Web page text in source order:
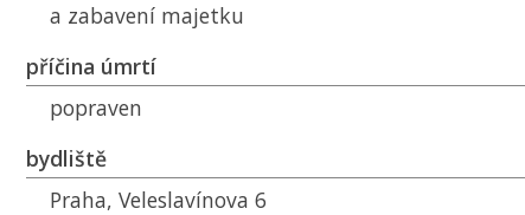
a zabavení majetku
příčina úmrtí
popraven
bydliště
Praha, Veleslavínova 6